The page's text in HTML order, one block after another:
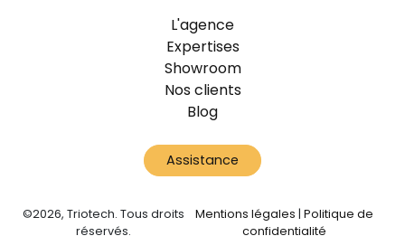
L'agence
Expertises
Showroom
Nos clients
Blog
Assistance
©2026, Triotech. Tous droits
réservés.
Mentions légales |Politique de
confidentialité